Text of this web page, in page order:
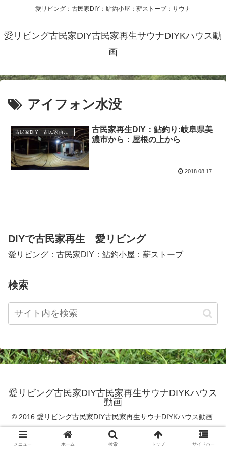
愛リビング：古民家DIY：鮎釣小屋：薪ストーブ：サウナ
愛リビング古民家DIY古民家再生サウナDIYKハウス動
画
アイフォン水没
古民家再生DIY：鮎釣り:岐阜県美
濃市から：屋根の上から
2018.08.17
DIYで古民家再生 愛リビング
愛リビング：古民家DIY：鮎釣小屋：薪ストーブ
検索
愛リビング古民家DIY古民家再生サウナDIYKハウス
動画
© 2016 愛リビング古民家DIY古民家再生サウナDIYKハウス動画.
メニュー ホーム 検索 トップ サイドバー